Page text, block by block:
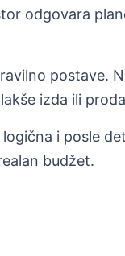
odgovara
postave.
izda ili
i posle
budžet.